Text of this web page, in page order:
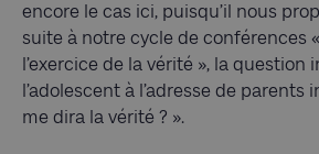
encore le cas ici, puisqu’il nous
suite à notre cycle de conférences
l’exercice de la vérité », la question
l’adolescent à l’adresse de parents
me dira la vérité ? ».